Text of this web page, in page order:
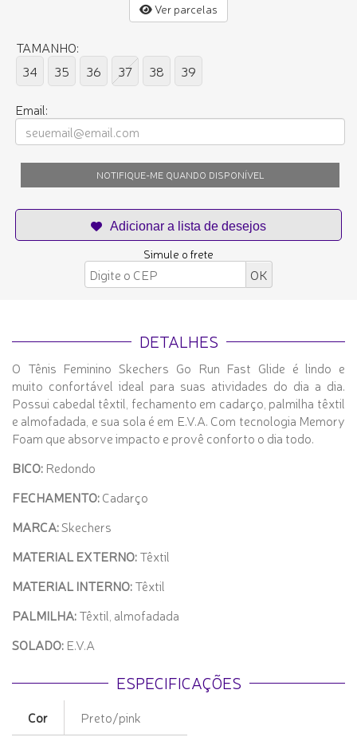
Ver parcelas
TAMANHO:
34
35 36 37 38 39
Email:
NOTIFIQUE-ME QUANDO DISPONÍVEL
Simule o frete
DETALHES
O Tênis Feminino Skechers Go Run Fast Glide é lindo e
muito confortável ideal para suas atividades do dia a dia.
Possui cabedal têxtil, fechamento em cadarço, palmilha têxtil
e almofadada, e sua sola é em E.V.A. Com tecnologia Memory
Foam que absorve impacto e provê conforto o dia todo.
BICO: Redondo
FECHAMENTO:Cadarço
MARCA:Skechers
MATERIAL EXTERNO:Têxtil
MATERIAL INTERNO:Têxtil
PALMILHA:Têxtil, almofadada
SOLADO: E.V.A
ESPECIFICAÇÕES
Cor Preto/pink